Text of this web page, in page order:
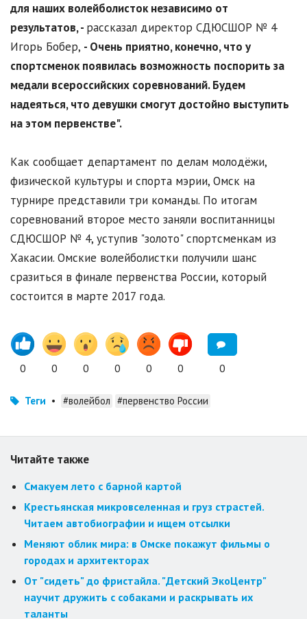
для наших волейболисток независимо от
результатов, - рассказал директор СДЮСШОР № 4
Игорь Бобер, - Очень приятно, конечно, что у
спортсменок появилась возможность поспорить за
медали всероссийских соревнований. Будем
надеяться, что девушки смогут достойно выступить
на этом первенстве".
Как сообщает департамент по делам молодёжи,
физической культуры и спорта мэрии, Омск на
турнире представили три команды. По итогам
соревнований второе место заняли воспитанницы
СДЮСШОР № 4, уступив "золото" спортсменкам из
Хакасии. Омские волейболистки получили шанс
сразиться в финале первенства России, который
состоится в марте 2017 года.
0 0 0 0 0 0 0
Теги • #волейбол #первенство России
Читайте также
Смакуем лето с барной картой
Крестьянская микровселенная и груз страстей.
Читаем автобиографии и ищем отсылки
Меняют облик мира: в Омске покажут фильмы о
городах и архитекторах
От "сидеть" до фристайла. "Детский ЭкоЦентр"
научит дружить с собаками и раскрывать их
таланты